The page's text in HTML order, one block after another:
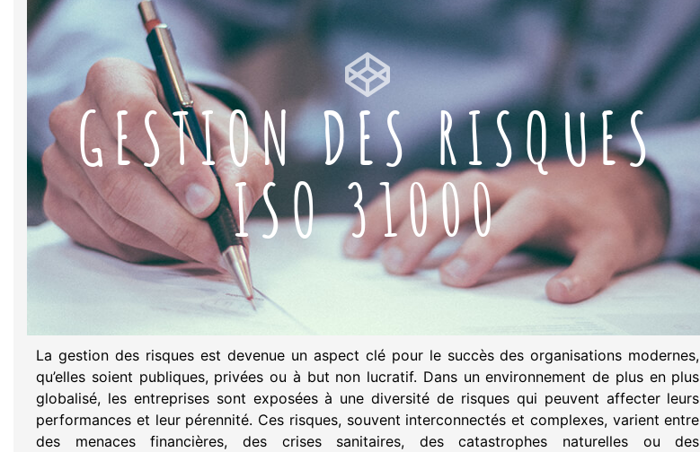
GESTION DES RISQUES
ISO 31000
La gestion des risques est devenue un aspect clé pour le succès des organisations modernes,
qu’elles soient publiques, privées ou à but non lucratif. Dans un environnement de plus en plus
globalisé, les entreprises sont exposées à une diversité de risques qui peuvent affecter leurs
performances et leur pérennité. Ces risques, souvent interconnectés et complexes, varient entre
des menaces financières, des crises sanitaires, des catastrophes naturelles ou des